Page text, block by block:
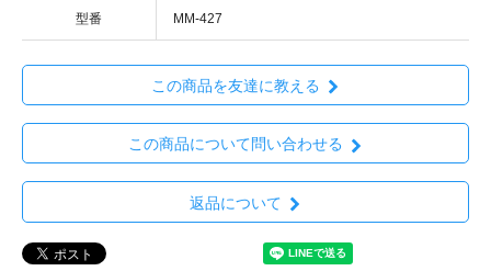
型番 MM-427
この商品を友達に教える
この商品について問い合わせる
返品について